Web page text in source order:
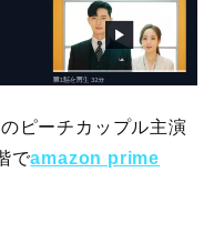
ピーチカップル主演
でamazon prime